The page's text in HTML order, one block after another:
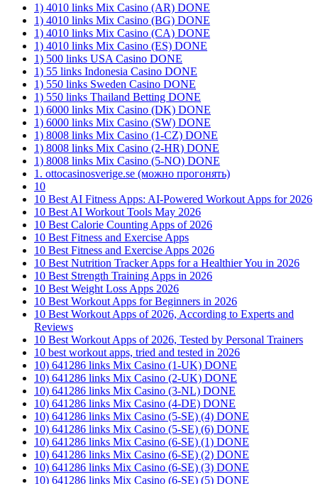
1) 4010 links Mix Casino (AR) DONE
1) 4010 links Mix Casino (BG) DONE
1) 4010 links Mix Casino (CA) DONE
1) 4010 links Mix Casino (ES) DONE
1) 500 links USA Casino DONE
1) 55 links Indonesia Casino DONE
1) 550 links Sweden Casino DONE
1) 550 links Thailand Betting DONE
1) 6000 links Mix Casino (DK) DONE
1) 6000 links Mix Casino (SW) DONE
1) 8008 links Mix Casino (1-CZ) DONE
1) 8008 links Mix Casino (2-HR) DONE
1) 8008 links Mix Casino (5-NO) DONE
1. ottocasinosverige.se (можно прогонять)
10
10 Best AI Fitness Apps: AI-Powered Workout Apps for 2026
10 Best AI Workout Tools May 2026
10 Best Calorie Counting Apps of 2026
10 Best Fitness and Exercise Apps
10 Best Fitness and Exercise Apps 2026
10 Best Nutrition Tracker Apps for a Healthier You in 2026
10 Best Strength Training Apps in 2026
10 Best Weight Loss Apps 2026
10 Best Workout Apps for Beginners in 2026
10 Best Workout Apps of 2026, According to Experts and
Reviews
10 Best Workout Apps of 2026, Tested by Personal Trainers
10 best workout apps, tried and tested in 2026
10) 641286 links Mix Casino (1-UK) DONE
10) 641286 links Mix Casino (2-UK) DONE
10) 641286 links Mix Casino (3-NL) DONE
10) 641286 links Mix Casino (4-DE) DONE
10) 641286 links Mix Casino (5-SE) (4) DONE
10) 641286 links Mix Casino (5-SE) (6) DONE
10) 641286 links Mix Casino (6-SE) (1) DONE
10) 641286 links Mix Casino (6-SE) (2) DONE
10) 641286 links Mix Casino (6-SE) (3) DONE
10) 641286 links Mix Casino (6-SE) (5) DONE